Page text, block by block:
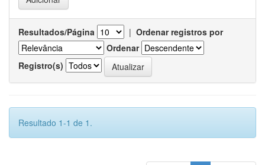
Resultados/Página | Ordenar registros por
Ordenar
Registro(s)
Resultado 1-1 de 1.